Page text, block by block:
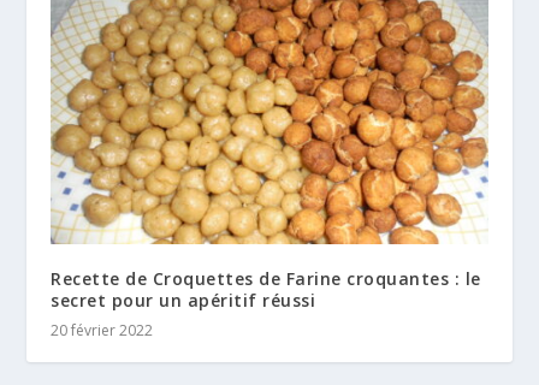
Recette de Croquettes de Farine croquantes : le
secret pour un apéritif réussi
20 février 2022